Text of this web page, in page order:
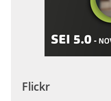
Flickr